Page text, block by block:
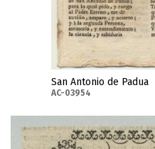
San Antonio de Padua
AC-03954